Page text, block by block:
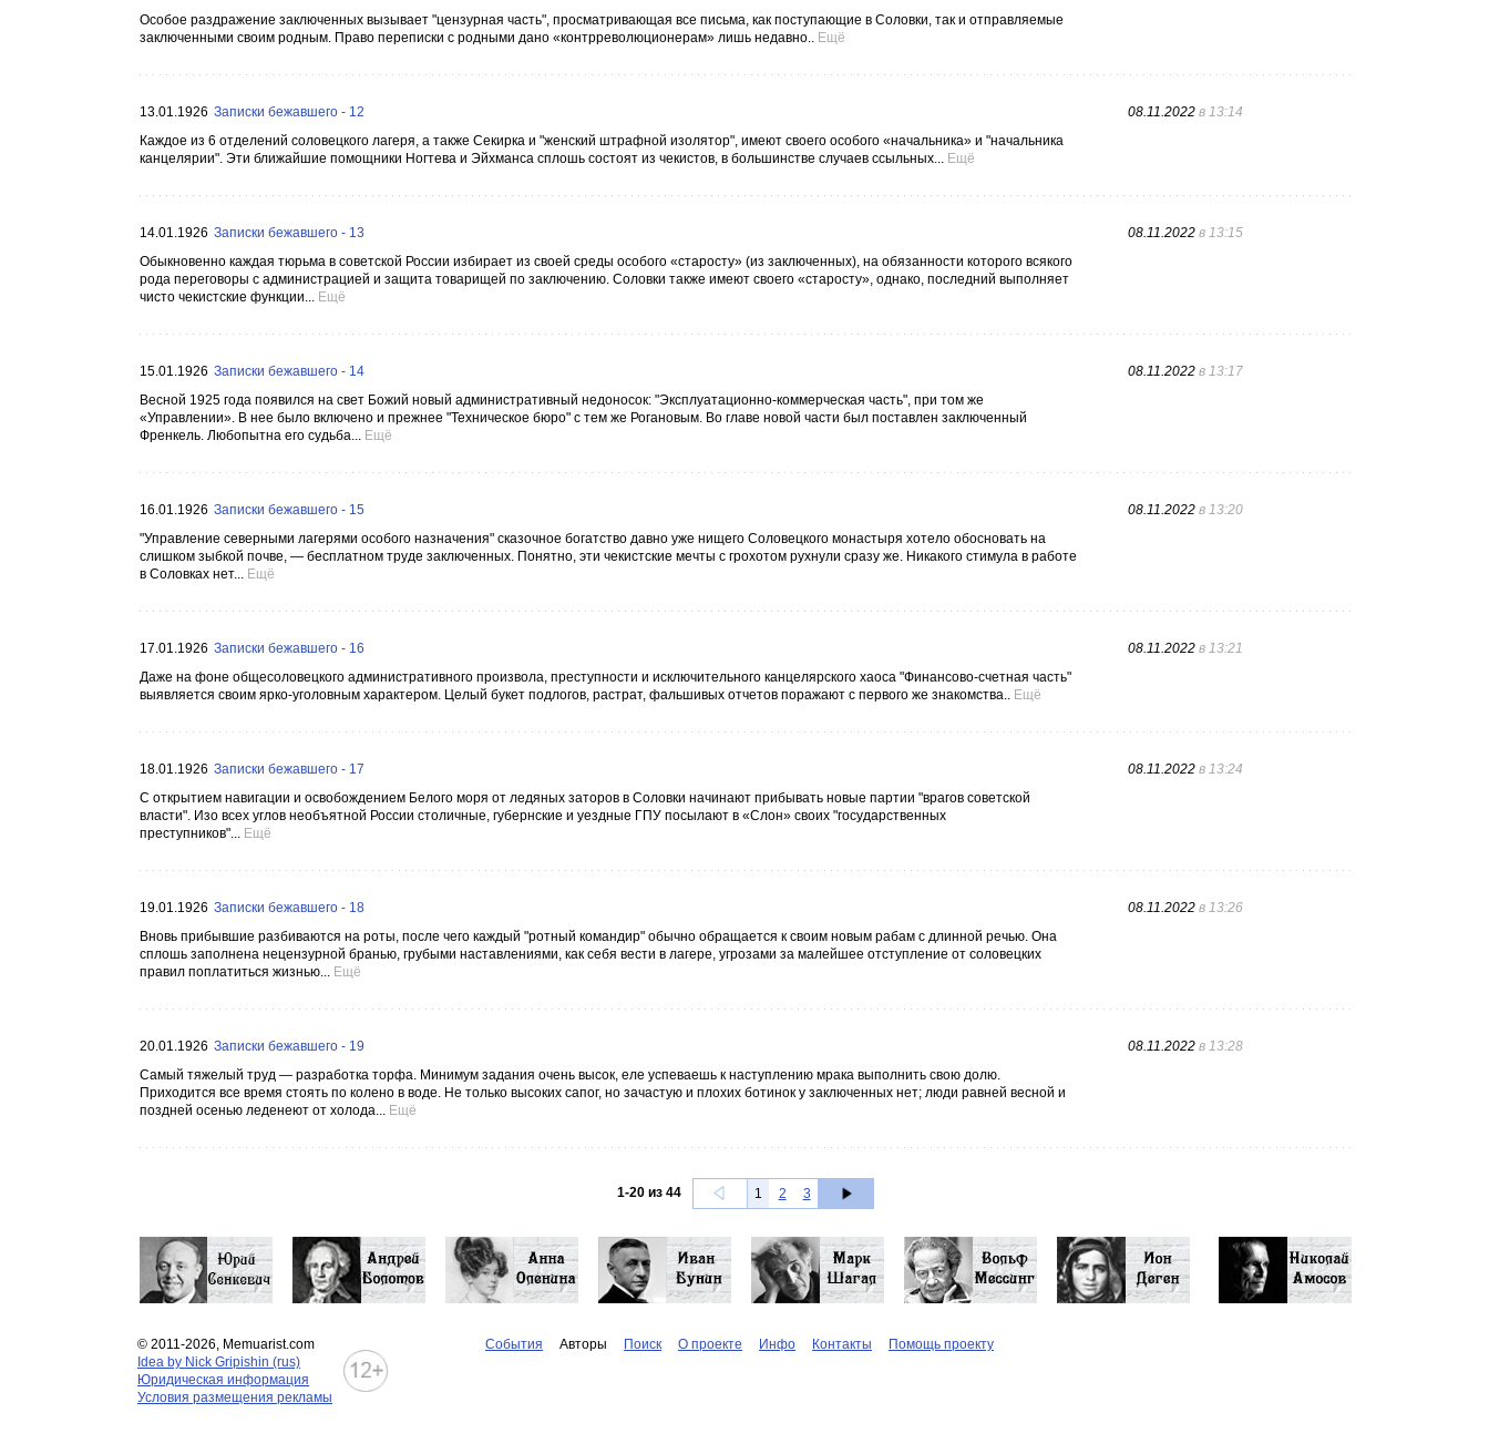
Особое раздражение заключенных вызывает "цензурная часть", просматривающая все письма, как поступающие в Соловки, так и отправляемые
заключенными своим родным. Право переписки с родными дано «контрреволюционерам» лишь недавно.. Ещё
13.01.1926 Записки бежавшего - 12
Каждое из 6 отделений соловецкого лагеря, а также Секирка и "женский штрафной изолятор", имеют своего особого «начальника» и "начальника
канцелярии". Эти ближайшие помощники Ногтева и Эйхманса сплошь состоят из чекистов, в большинстве случаев ссыльных... Ещё
08.11.2022 в 13:14
14.01.1926 Записки бежавшего - 13
Обыкновенно каждая тюрьма в советской России избирает из своей среды особого «старосту» (из заключенных), на обязанности которого всякого
рода переговоры с администрацией и защита товарищей по заключению. Соловки также имеют своего «старосту», однако, последний выполняет
чисто чекистские функции... Ещё
08.11.2022 в 13:15
15.01.1926 Записки бежавшего - 14
Весной 1925 года появился на свет Божий новый административный недоносок: "Эксплуатационно-коммерческая часть", при том же
«Управлении». В нее было включено и прежнее "Техническое бюро" с тем же Рогановым. Во главе новой части был поставлен заключенный
Френкель. Любопытна его судьба... Ещё
08.11.2022 в 13:17
16.01.1926 Записки бежавшего - 15
"Управление северными лагерями особого назначения" сказочное богатство давно уже нищего Соловецкого монастыря хотело обосновать на
слишком зыбкой почве, — бесплатном труде заключенных. Понятно, эти чекистские мечты с грохотом рухнули сразу же. Никакого стимула в работе
в Соловках нет... Ещё
08.11.2022 в 13:20
17.01.1926 Записки бежавшего - 16
Даже на фоне общесоловецкого административного произвола, преступности и исключительного канцелярского хаоса "Финансово-счетная часть"
выявляется своим ярко-уголовным характером. Целый букет подлогов, растрат, фальшивых отчетов поражают с первого же знакомства.. Ещё
08.11.2022 в 13:21
18.01.1926 Записки бежавшего - 17
С открытием навигации и освобождением Белого моря от ледяных заторов в Соловки начинают прибывать новые партии "врагов советской
власти". Изо всех углов необъятной России столичные, губернские и уездные ГПУ посылают в «Слон» своих "государственных
преступников"... Ещё
08.11.2022 в 13:24
19.01.1926 Записки бежавшего - 18
Вновь прибывшие разбиваются на роты, после чего каждый "ротный командир" обычно обращается к своим новым рабам с длинной речью. Она
сплошь заполнена нецензурной бранью, грубыми наставлениями, как себя вести в лагере, угрозами за малейшее отступление от соловецких
правил поплатиться жизнью... Ещё
08.11.2022 в 13:26
20.01.1926 Записки бежавшего - 19
Самый тяжелый труд — разработка торфа. Минимум задания очень высок, еле успеваешь к наступлению мрака выполнить свою долю.
Приходится все время стоять по колено в воде. Не только высоких сапог, но зачастую и плохих ботинок у заключенных нет; люди равней весной и
поздней осенью леденеют от холода... Ещё
08.11.2022 в 13:28
1-20из 44 1 2 3
© 2011-2026, Memuarist.com
Idea by Nick Gripishin (rus)
Юридическая информация
Условия размещения рекламы
События Авторы Поиск О проекте Инфо Контакты Помощь проекту